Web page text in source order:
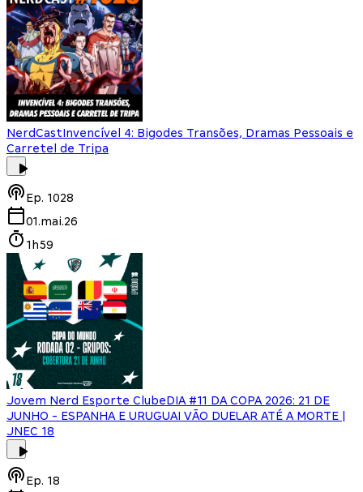
NerdCastInvencível 4: Bigodes Transões, Dramas Pessoais e
Carretel de Tripa
Ep. 1028
01.mai.26
1h59
Jovem Nerd Esporte ClubeDIA #11 DA COPA 2026: 21 DE
JUNHO - ESPANHA E URUGUAI VÃO DUELAR ATÉ A MORTE |
JNEC 18
Ep. 18